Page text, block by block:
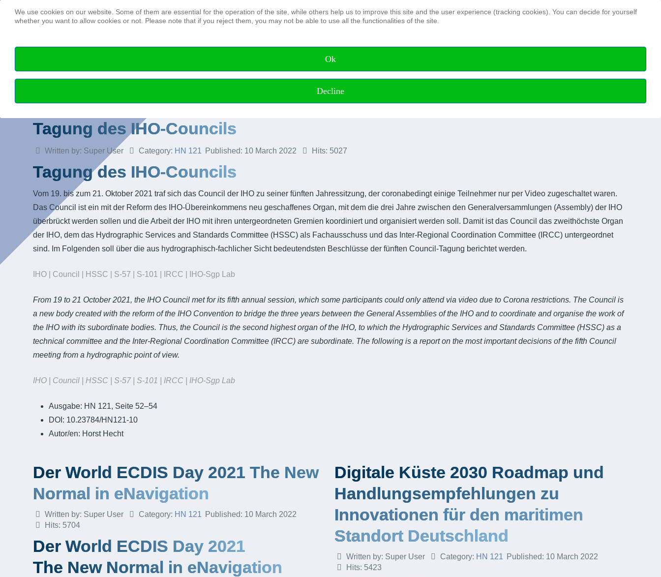
Search ...
IFHS HPAS
Working Groups
Science Talks
Media data and notes
Tagung des IHO-Councils
Written by: Super User Category: HN 121 Published: 10 March 2022 Hits: 5027
Tagung des IHO-Councils
Vom 19. bis zum 21. Oktober 2021 traf sich das Council der IHO zu seiner fünften Jahressitzung, der coronabedingt einige Teilnehmer nur per Video zugeschaltet waren.
Das Council ist ein mit der Reform des IHO-Übereinkommens neu geschaffenes Organ, mit dem die drei Jahre zwischen den Generalversammlungen (Assembly) der IHO
überbrückt werden sollen und die Arbeit der IHO mit ihren untergeordneten Gremien koordiniert und organisiert werden soll. Damit ist das Council das zweithöchste Organ
der IHO, dem das Hydrographic Services and Standards Committee (HSSC) als Fachausschuss und das Inter-Regional Coordination Committee (IRCC) untergeordnet
sind. Im Folgenden soll über die aus hydrographisch-fachlicher Sicht bedeutendsten Beschlüsse der fünften Council-Tagung berichtet werden.
IHO | Council | HSSC | S-57 | S-101 | IRCC | IHO-Sgp Lab
From 19 to 21 October 2021, the IHO Council met for its fifth annual session, which some participants could only attend via video due to Corona restrictions. The Council is
a new body created with the reform of the IHO Convention to bridge the three years between the General Assemblies of the IHO and to coordinate and organise the work of
the IHO with its subordinate bodies. Thus, the Council is the second highest organ of the IHO, to which the Hydrographic Services and Standards Committee (HSSC) as a
technical committee and the Inter-Regional Coordination Committee (IRCC) are subordinate. The following is a report on the most important decisions of the fifth Council
meeting from a hydrographic point of view.
IHO | Council | HSSC | S-57 | S-101 | IRCC | IHO-Sgp Lab
Ausgabe: HN 121, Seite 52–54
DOI: 10.23784/HN121-10
Autor/en: Horst Hecht
Der World ECDIS Day 2021 The New
Normal in eNavigation
Written by: Super User Category: HN 121
Published: 10 March 2022
Hits: 5704
Der World ECDIS Day 2021
The New Normal in eNavigation
Digitale Küste 2030 Roadmap und
Handlungsempfehlungen zu
Innovationen für den maritimen
Standort Deutschland
Written by: Super User Category: HN 121
Published: 10 March 2022
Hits: 5423
We use cookies on our website. Some of them are essential for the operation of the site, while others help us to improve this site and the user experience (tracking cookies). You can decide for yourself
whether you want to allow cookies or not. Please note that if you reject them, you may not be able to use all the functionalities of the site.
Ok
Decline